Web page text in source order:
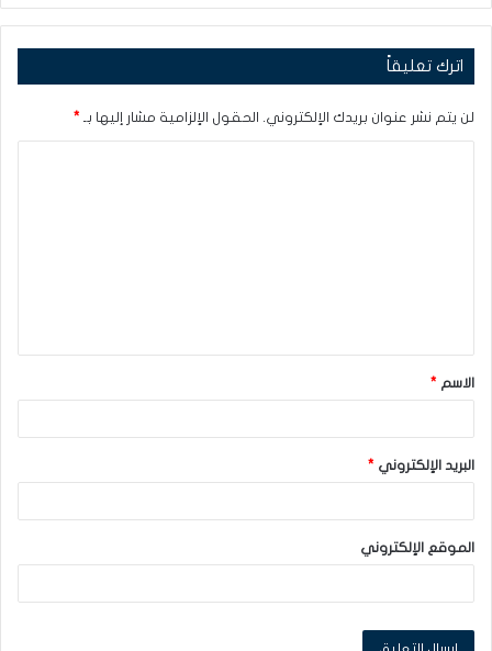
اترك تعليقاً
لن يتم نشر عنوان بريدك الإلكتروني. الحقول الإلزامية مشار إليها بـ *
ق
*
الاسم *
البريد الإلكتروني *
الموقع الإلكتروني